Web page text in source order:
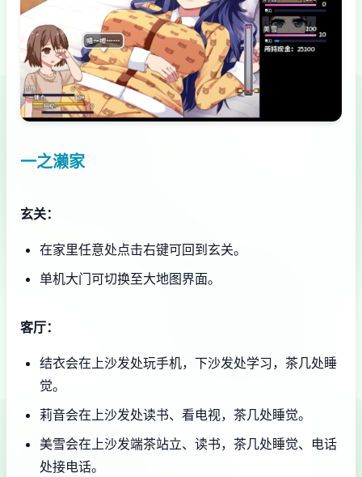
一之濑家
玄关：
在家里任意处点击右键可回到玄关。
单机大门可切换至大地图界面。
客厅：
结衣会在上沙发处玩手机，下沙发处学习，茶几处睡
觉。
莉音会在上沙发处读书、看电视，茶几处睡觉。
美雪会在上沙发端茶站立、读书，茶几处睡觉、电话
处接电话。